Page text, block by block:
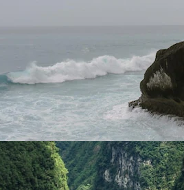
Copyright © 2010-2026Freepik Company S.L.U.